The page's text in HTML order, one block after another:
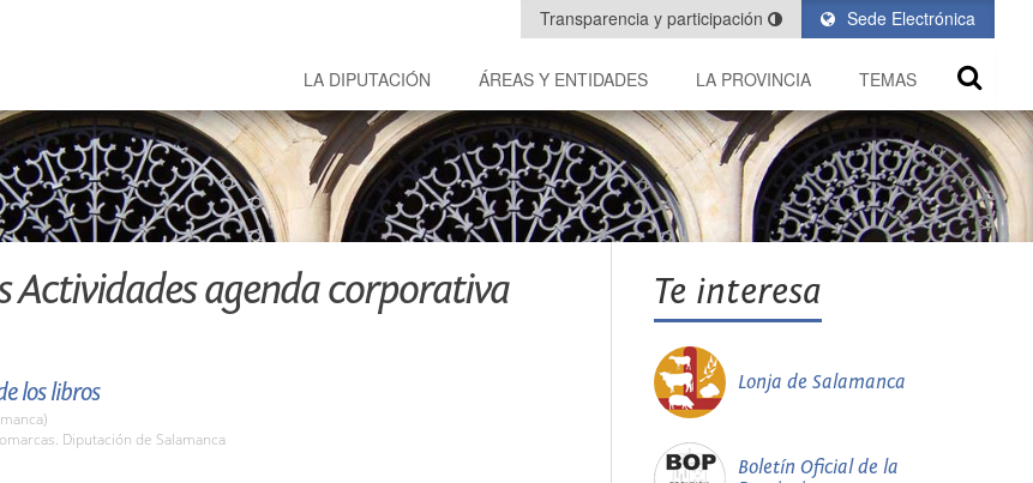
Sede Electrónica
Transparencia y participación
LA DIPUTACIÓN ÁREAS Y ENTIDADES LA PROVINCIA TEMAS
Actividades agenda corporativa
los libros
Diputación de Salamanca
Te interesa
Lonja de Salamanca
Boletín Oficial de la